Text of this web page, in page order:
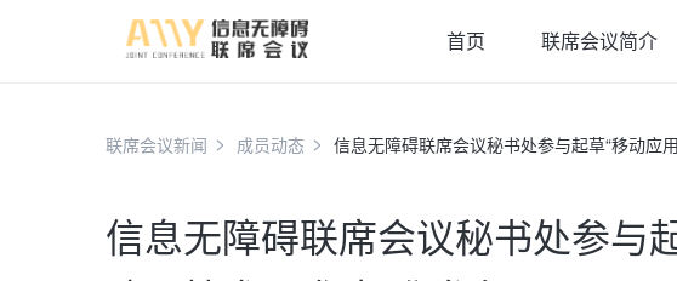
首页 联席会议简介
联席会议新闻 成员动态 信息无障碍联席会议秘书处参与起草“移动应
信息无障碍联席会议秘书处参与